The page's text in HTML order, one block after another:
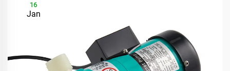
16
Jan